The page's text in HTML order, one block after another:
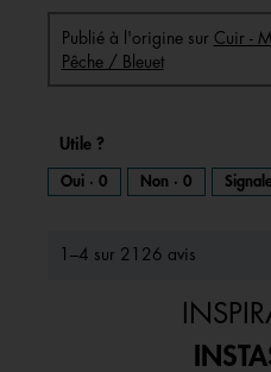
Publié à l'origine sur Cuir -
Pêche / Bleuet
Utile ?
Oui · 0 Non · 0
1–4 sur 2126 avis